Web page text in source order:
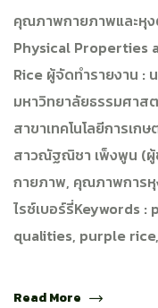
คุณภาพกายภาพและหุ
Physical Properties
Rice ผู้จัดทำรายงาน :
มหาวิทยาลัยธรรมศาส
สาขาเทคโนโลยีการเก
สาวณัฐณิชา เพ็งพูน (
กายภาพ, คุณภาพการหุ
ไรซ์เบอร์รี่Keywords
qualities, purple
Read More